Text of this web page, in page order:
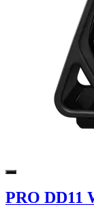
PRO DD11